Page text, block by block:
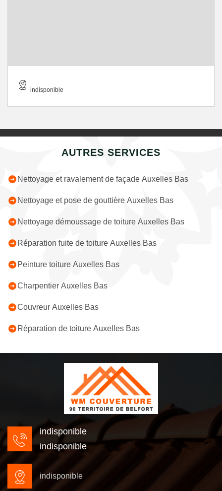
indisponible
AUTRES SERVICES
Nettoyage et ravalement de façade Auxelles Bas
Nettoyage et pose de gouttière Auxelles Bas
Nettoyage démoussage de toiture Auxelles Bas
Réparation fuite de toiture Auxelles Bas
Peinture toiture Auxelles Bas
Charpentier Auxelles Bas
Couvreur Auxelles Bas
Réparation de toiture Auxelles Bas
indisponible
indisponible
indisponible